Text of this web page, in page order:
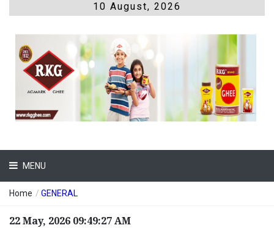
10 August, 2026
MENU
Home / GENERAL
22 May, 2026 09:49:27 AM